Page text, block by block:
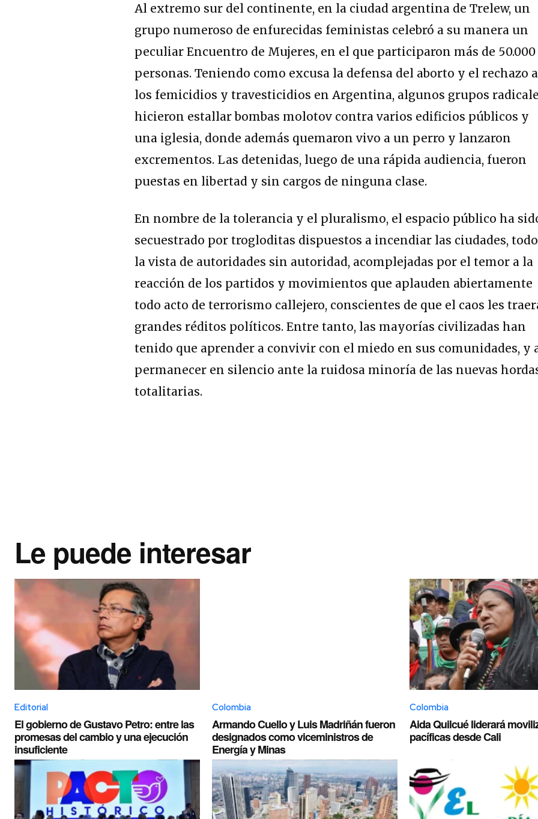
Al extremo sur del continente, en la ciudad argentina de Trelew, un
grupo numeroso de enfurecidas feministas celebró a su manera un
peculiar Encuentro de Mujeres, en el que participaron más de 50.000
personas. Teniendo como excusa la defensa del aborto y el rechazo a
los femicidios y travesticidios en Argentina, algunos grupos
hicieron estallar bombas molotov contra varios edificios públicos y
una iglesia, donde además quemaron vivo a un perro y lanzaron
excrementos. Las detenidas, luego de una rápida audiencia, fueron
puestas en libertad y sin cargos de ninguna clase.
En nombre de la tolerancia y el pluralismo, el espacio público ha
secuestrado por trogloditas dispuestos a incendiar las ciudades,
la vista de autoridades sin autoridad, acomplejadas por el temor a la
reacción de los partidos y movimientos que aplauden abiertamente
todo acto de terrorismo callejero, conscientes de que el caos les
grandes réditos políticos. Entre tanto, las mayorías civilizadas han
tenido que aprender a convivir con el miedo en sus comunidades, y
permanecer en silencio ante la ruidosa minoría de las nuevas
totalitarias.
Le puede interesar
Editorial
El gobierno de Gustavo Petro: entre las
promesas del cambio y una ejecución
insuficiente
Colombia
Armando Cuello y Luis Madriñán fueron
designados como viceministros de
Energía y Minas
Colombia
Aida Quilcué liderará
pacíficas desde Cali